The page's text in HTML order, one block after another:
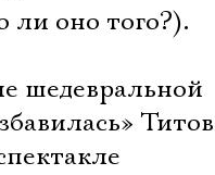
ли оно того?).
шедевральной
Титов